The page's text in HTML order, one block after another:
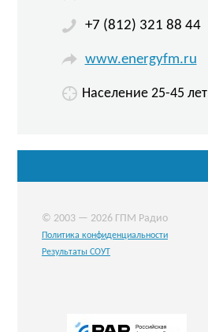
+7 (812) 321 88 44
www.energyfm.ru
Население 25-45 лет
© 2003 — 2026 ГПМ Радио
Политика конфиденциальности
Результаты СОУТ